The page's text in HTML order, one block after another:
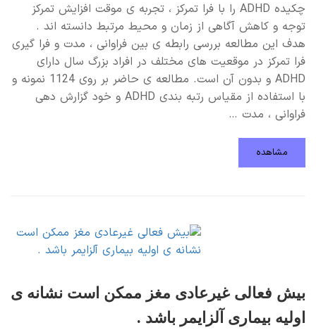
چکیده ADHD را با فرا تمرکز ، تجربه ی موقت افزایش تمرکز
توجه و کاهش آگاهی از زمان و محیط مرتبط دانسته اند .
هدف این مطالعه بررسی رابطه ی بین فراوانی ، مدت و فرا گیری
فرا تمرکز در موقعیت های مختلف در افراد بزرگ سال دارای
ADHD و بدون آن است. مطالعه ی حاضر بر روی 1124 نمونه و
با استفاده از مقیاس رتبه بندی ADHD و خود گزارش دهی
فراوانی ، مدت …
مشاهده
بیش فعالی غیرعادی مغز ممکن است نشانه ی
اولیه بیماری آلزایمر باشد .